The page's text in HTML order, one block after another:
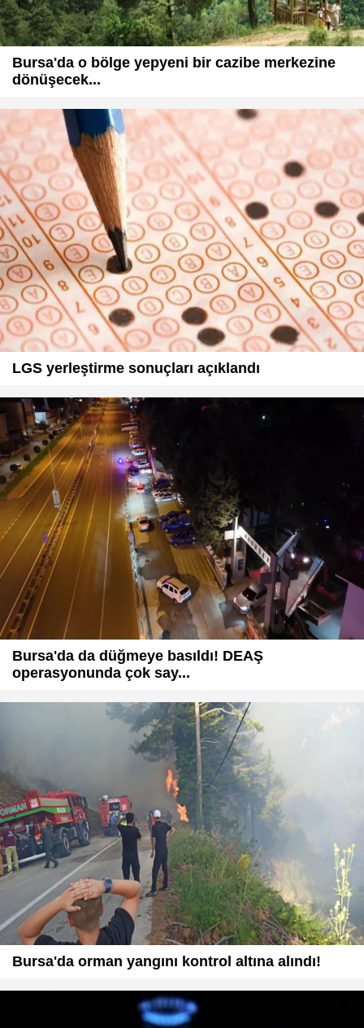
Bursa'da o bölge yepyeni bir cazibe merkezine
dönüşecek...
LGS yerleştirme sonuçları açıklandı
Bursa'da da düğmeye basıldı! DEAŞ
operasyonunda çok say...
Bursa'da orman yangını kontrol altına alındı!